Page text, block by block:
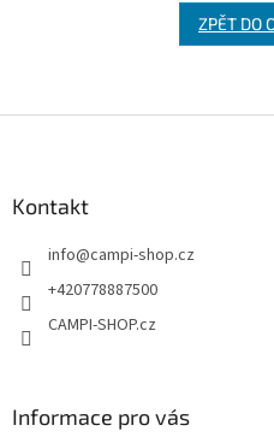
ZPĚT DO
Kontakt
info@campi-shop.cz
+420778887500
CAMPI-SHOP.cz
Informace pro vás